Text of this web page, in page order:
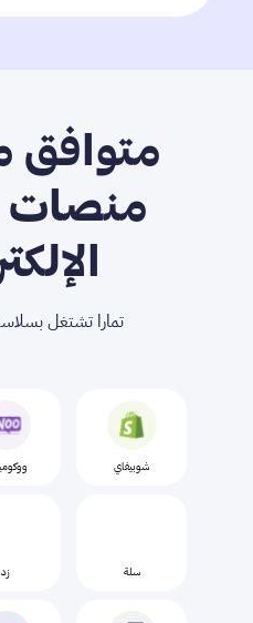
متوافق
منصات
تمارا تشتغل بسلاسة
شوبيفاي ووکومیرس